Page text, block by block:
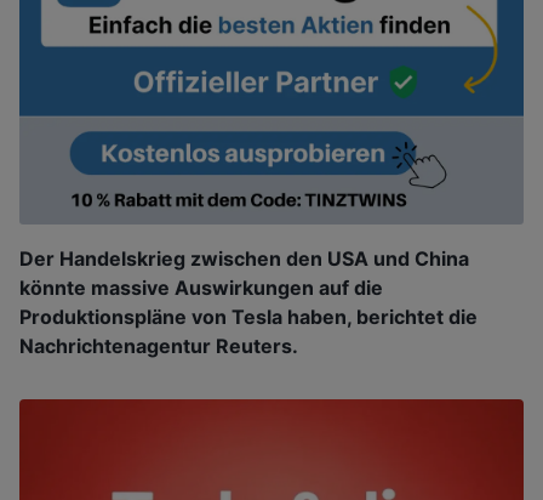
Der Handelskrieg zwischen den USA und China
könnte massive Auswirkungen auf die
Produktionspläne von Tesla haben, berichtet die
Nachrichtenagentur Reuters.